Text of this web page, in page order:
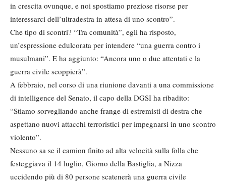
in crescita ovunque, e noi spostiamo preziose risorse per
interessarci dell’ultradestra in attesa di uno scontro”.
Che tipo di scontri? “Tra comunità”, egli ha risposto,
un’espressione edulcorata per intendere “una guerra contro i
musulmani”. E ha aggiunto: “Ancora uno o due attentati e la
guerra civile scoppierà”.
A febbraio, nel corso di una riunione davanti a una commissione
di intelligence del Senato, il capo della DGSI ha ribadito:
“Stiamo sorvegliando anche frange di estremisti di destra che
aspettano nuovi attacchi terroristici per impegnarsi in uno scontro
violento”.
Nessuno sa se il camion finito ad alta velocità sulla folla che
festeggiava il 14 luglio, Giorno della Bastiglia, a Nizza
uccidendo più di 80 persone scatenerà una guerra civile